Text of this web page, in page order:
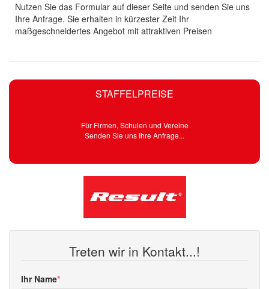
STAFFELPREISE
Für Firmen, Schulen und Vereine
Senden Sie uns Ihre Anfrage...
Treten wir in Kontakt...!
Ihr Name
Nutzen Sie das Formular auf dieser Seite und senden Sie uns
Ihre Anfrage. Sie erhalten in kürzester Zeit Ihr
maßgeschneidertes Angebot mit attraktiven Preisen